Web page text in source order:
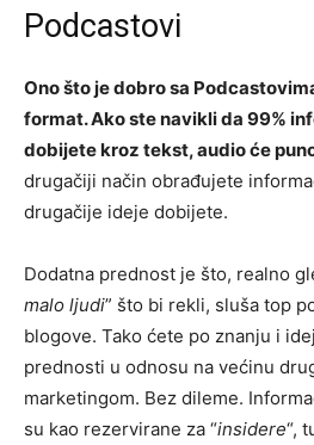
Podcastovi
Ono što je dobro sa
format. Ako ste navikli da 99%
dobijete kroz tekst, audio će
drugačiji način obrađujete
drugačije ideje dobijete.
Dodatna prednost je što, realno
malo ljudi” što bi rekli, sluša top
blogove. Tako ćete po znanju i
prednosti u odnosu na većinu
marketingom. Bez dileme.
su kao rezervirane za “insidere“,